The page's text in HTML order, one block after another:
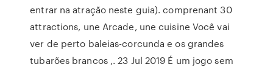
entrar na atração neste guia). comprenant 30
attractions, une Arcade, une cuisine Você vai
ver de perto baleias-corcunda e os grandes
tubarões brancos ,. 23 Jul 2019 É um jogo sem